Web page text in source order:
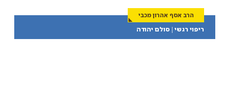
הרב אסף אהרון מכבי
ריפוי רגשי | סולם יהודה